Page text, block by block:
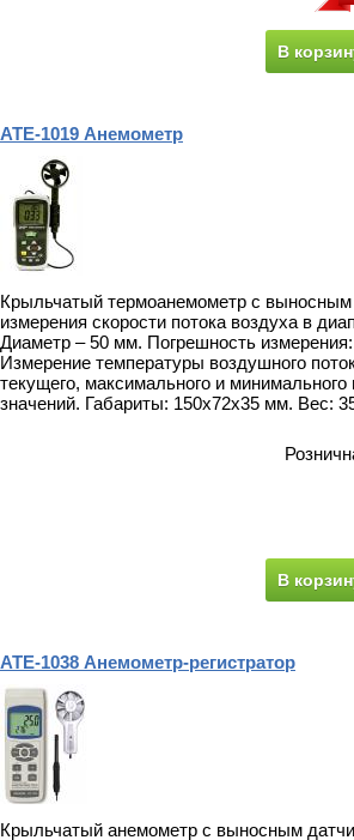
В
АТЕ-1019 Анемометр
Крыльчатый термоанемометр с
измерения скорости потока воздуха в
Диаметр – 50 мм. Погрешность
Измерение температуры воздушного
текущего, максимального и
значений. Габариты: 150x72x35 мм. Вес:
В
АТЕ-1038 Анемометр-регистратор
Крыльчатый анемометр с выносным